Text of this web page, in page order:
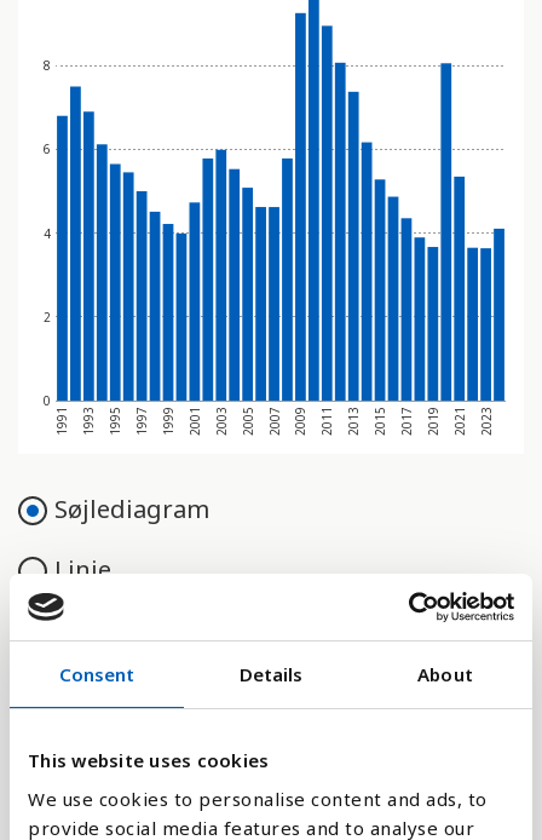
Consent Details About
This website uses cookies
We use cookies to personalise content and ads, to
provide social media features and to analyse our
0
2
4
6
8
1991 1993 1995 1997 1999 2001 2003 2005 2007 2009 2011 2013 2015 2017 2019 2021 2023
Søjlediagram
Linje
Flade
Sammenligne med: